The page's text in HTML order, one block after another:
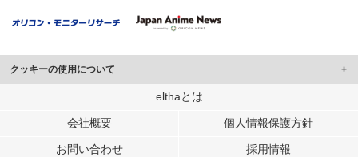
クッキーの使用について
このサイトでは Cookie を使用して、ユーザーに合わせたコンテンツや広告の
行っています。
メディアや広告配信、データ解析の各パートナーに提供しています。
elthaとは
会社概要 個人情報保護方針
お問い合わせ 採用情報